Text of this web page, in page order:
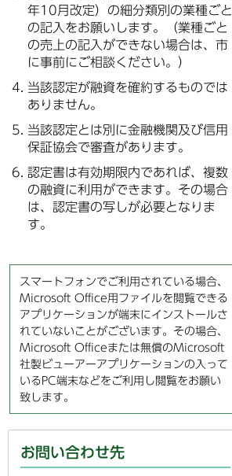
年10月改定）の細分類別の業種ごと
の記入をお願いします。（業種ごと
の売上の記入ができない場合は、市
に事前にご相談ください。）
当該認定が融資を確約するものでは
ありません。
当該認定とは別に金融機関及び信用
保証協会で審査があります。
認定書は有効期限内であれば、複数
の融資に利用ができます。その場合
は、認定書の写しが必要となりま
す。
スマートフォンでご利用されている場合、
Microsoft Office用ファイルを閲覧できる
アプリケーションが端末にインストールさ
れていないことがございます。その場合、
Microsoft Officeまたは無償のMicrosoft
社製ビューアーアプリケーションの入って
いるPC端末などをご利用し閲覧をお願い
致します。
お問い合わせ先